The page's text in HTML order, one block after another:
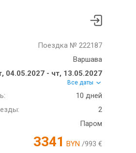
Поездка № 222187
Варшава
04.05.2027 - чт, 13.05.2027
Все даты
10 дней
2
Паром
3341 BYN /993 €